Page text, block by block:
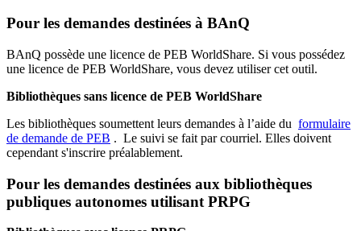
Pour les demandes destinées à BAnQ
BAnQ possède une licence de PEB WorldShare. Si vous possédez
une licence de PEB WorldShare, vous devez utiliser cet outil.
Bibliothèques sans licence de PEB WorldShare
Les bibliothèques soumettent leurs demandes à l’aide du formulaire
de demande de PEB . Le suivi se fait par courriel. Elles doivent
cependant s'inscrire préalablement.
Pour les demandes destinées aux bibliothèques
publiques autonomes utilisant PRPG